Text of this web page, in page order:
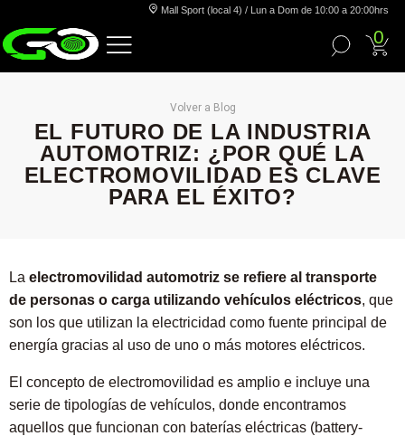
Mall Sport (local 4) / Lun a Dom de 10:00 a 20:00hrs
0
Volver a Blog
EL FUTURO DE LA INDUSTRIA
AUTOMOTRIZ: ¿POR QUÉ LA
ELECTROMOVILIDAD ES CLAVE
PARA EL ÉXITO?
La electromovilidad automotriz se refiere al transporte
de personas o carga utilizando vehículos eléctricos, que
son los que utilizan la electricidad como fuente principal de
energía gracias al uso de uno o más motores eléctricos.
El concepto de electromovilidad es amplio e incluye una
serie de tipologías de vehículos, donde encontramos
aquellos que funcionan con baterías eléctricas (battery-